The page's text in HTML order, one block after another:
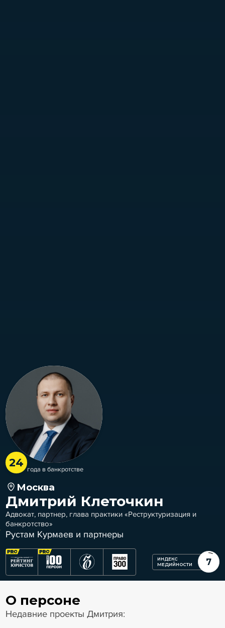
24
года в банкротстве
Москва
Дмитрий Клеточкин
Адвокат, партнер, глава практики «Реструктуризация и
банкротство»
Рустам Курмаев и партнеры
ИНДЕКС
МЕДИЙНОСТИ
7
О персоне
Недавние проекты Дмитрия: